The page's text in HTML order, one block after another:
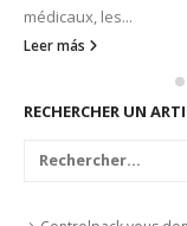
médicaux, les...
Leer más
RECHERCHER UN